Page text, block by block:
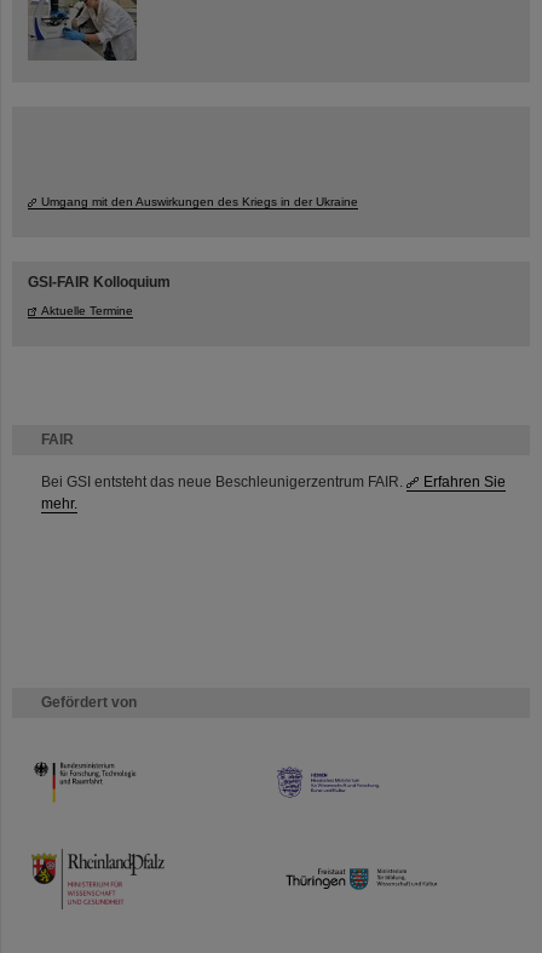
FAIR
Bei GSI entsteht das neue Beschleunigerzentrum FAIR.
Erfahren Sie
mehr.
Gefördert von
HMWK
TMWWDG
Umgang mit den Auswirkungen des Kriegs in der Ukraine
GSI-FAIR Kolloquium
Aktuelle Termine